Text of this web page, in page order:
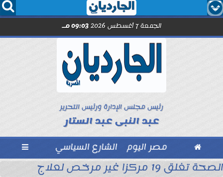
  
الجمعة 7 أغسطس 2026 09:03 مـ
رئيس مجلس الإدارة ورئيس التحرير
عبد النبى عبد الستار
 مصر اليوم الشارع السياسي 
انطلاق الموسم
الصحة تغلق 19 مركزا غير مرخص لعلاج الإدمان والطب النفسي بالمقطم